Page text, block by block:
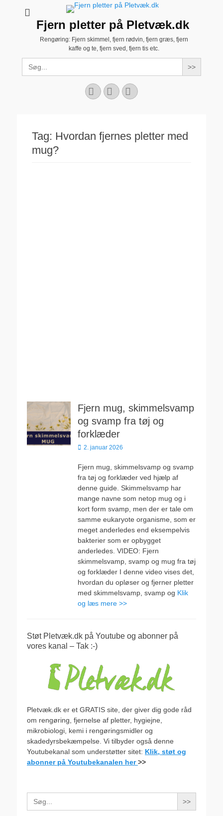
Fjern pletter på Pletvæk.dk
Rengøring: Fjern skimmel, fjern rødvin, fjern græs, fjern
kaffe og te, fjern sved, fjern tis etc.
Search
for:
Facebook
YouTubeInstagram
Tag: Hvordan fjernes pletter med
mug?
Fjern mug, skimmelsvamp
og svamp fra tøj og
forklæder
Udgivet
2. januar 2026
Fjern mug, skimmelsvamp og svamp
fra tøj og forklæder ved hjælp af
denne guide. Skimmelsvamp har
mange navne som netop mug og i
kort form svamp, men der er tale om
samme eukaryote organisme, som er
meget anderledes end eksempelvis
bakterier som er opbygget
anderledes. VIDEO: Fjern
skimmelsvamp, svamp og mug fra tøj
og forklæder I denne video vises det,
hvordan du opløser og fjerner pletter
med skimmelsvamp, svamp og Klik
og læs mere >>
Støt Pletvæk.dk på Youtube og abonner på
vores kanal – Tak :-)
Pletvæk.dk er et GRATIS site, der giver dig gode råd
om rengøring, fjernelse af pletter, hygiejne,
mikrobiologi, kemi i rengøringsmidler og
skadedyrsbekæmpelse. Vi tilbyder også denne
Youtubekanal som understøtter sitet: Klik, støt og
abonner på Youtubekanalen her>>
Search
for: